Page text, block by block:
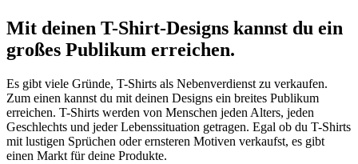
Mit deinen T-Shirt-Designs kannst du ein
großes Publikum erreichen.
Es gibt viele Gründe, T-Shirts als Nebenverdienst zu verkaufen.
Zum einen kannst du mit deinen Designs ein breites Publikum
erreichen. T-Shirts werden von Menschen jeden Alters, jeden
Geschlechts und jeder Lebenssituation getragen. Egal ob du T-Shirts
mit lustigen Sprüchen oder ernsteren Motiven verkaufst, es gibt
einen Markt für deine Produkte.